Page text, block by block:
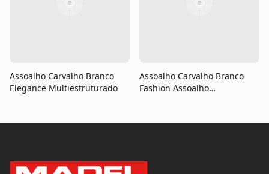
Assoalho Carvalho Branco
Elegance Multiestruturado
Assoalho Carvalho Branco
Fashion Assoalho